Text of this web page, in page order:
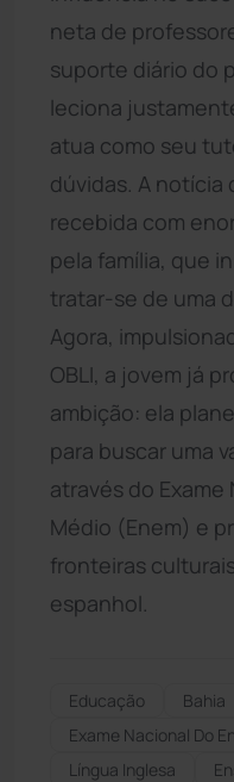
neta de
suporte diário do
leciona
atua como seu
dúvidas. A notícia
recebida com
pela família, que
tratar-se de uma
Agora,
OBLI, a jovem já
ambição: ela
para buscar uma
através do Exame
Médio (Enem) e
fronteiras
espanhol.
Educação
Bahia
Exame Nacional Do
Língua Inglesa